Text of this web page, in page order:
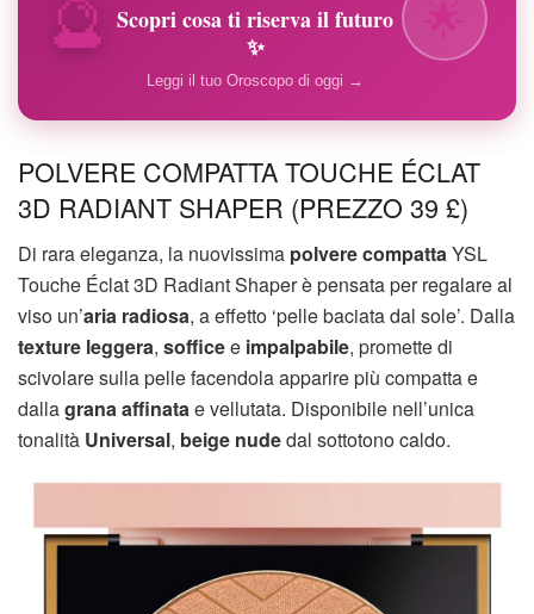
Scopri cosa ti riserva il futuro
✨
Leggi il tuo Oroscopo di oggi →
POLVERE COMPATTA TOUCHE ÉCLAT
3D RADIANT SHAPER (PREZZO 39 £)
Di rara eleganza, la nuovissima polvere compattaYSL
Touche Éclat 3D Radiant Shaper è pensata per regalare al
viso un’aria radiosa, a effetto ‘pelle baciata dal sole’. Dalla
texture leggera, sofficee impalpabile, promette di
scivolare sulla pelle facendola apparire più compatta e
dallagrana affinatae vellutata. Disponibile nell’unica
tonalità Universal, beige nudedal sottotono caldo.